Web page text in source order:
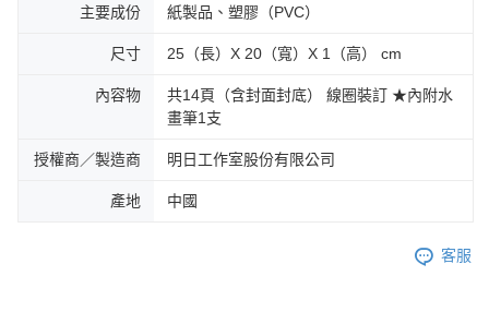
主要成份 紙製品、塑膠（PVC）
尺寸 25（長）X 20（寬）X 1（高） cm
內容物
共14頁（含封面封底） 線圈裝訂 ★內附水
畫筆1支
授權商／製造商 明日工作室股份有限公司
產地 中國
客服